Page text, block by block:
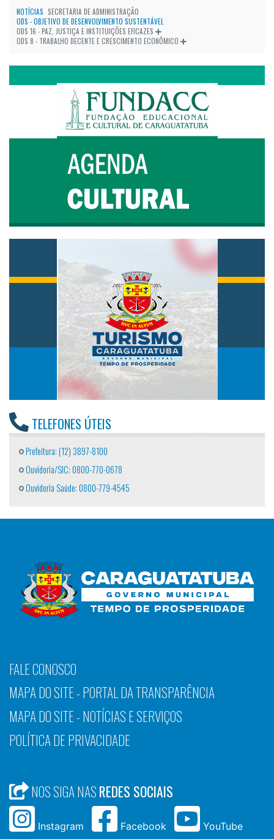
NOTÍCIAS SECRETARIA DE ADMINISTRAÇÃO
ODS - OBJETIVO DE DESENVOLVIMENTO SUSTENTÁVEL
ODS 16 - PAZ, JUSTIÇA E INSTITUIÇÕES EFICAZES
ODS 8 - TRABALHO DECENTE E CRESCIMENTO ECONÔMICO
TELEFONES ÚTEIS
Prefeitura: (12) 3897-8100
Ouvidoria/SIC: 0800-770-0678
Ouvidoria Saúde: 0800-779-4545
FALE CONOSCO
MAPA DO SITE - PORTAL DA TRANSPARÊNCIA
MAPA DO SITE - NOTÍCIAS E SERVIÇOS
POLÍTICA DE PRIVACIDADE
NOS SIGA NASREDES SOCIAIS
Instagram Facebook YouTube